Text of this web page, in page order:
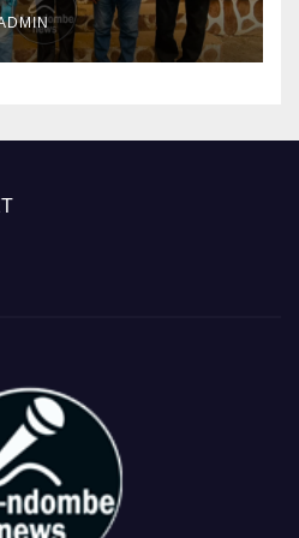
pour
de la lutte